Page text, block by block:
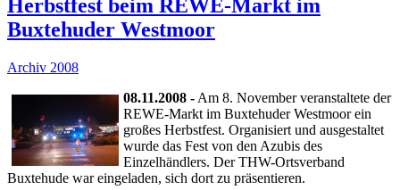
Herbstfest beim REWE-Markt im
Buxtehuder Westmoor
Archiv 2008
08.11.2008 - Am 8. November veranstaltete der
REWE-Markt im Buxtehuder Westmoor ein
großes Herbstfest. Organisiert und ausgestaltet
wurde das Fest von den Azubis des
Einzelhändlers. Der THW-Ortsverband
Buxtehude war eingeladen, sich dort zu präsentieren.